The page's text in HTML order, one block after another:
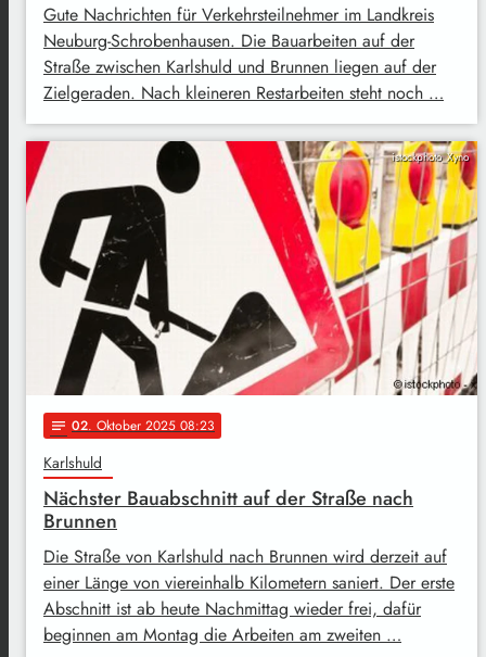
Gute Nachrichten für Verkehrsteilnehmer im Landkreis
Neuburg-Schrobenhausen. Die Bauarbeiten auf der
Straße zwischen Karlshuld und Brunnen liegen auf der
Zielgeraden. Nach kleineren Restarbeiten steht noch …
istockphoto_Xyno
notes 02. Oktober 2025 08:23
Karlshuld
Nächster Bauabschnitt auf der Straße nach
Brunnen
Die Straße von Karlshuld nach Brunnen wird derzeit auf
einer Länge von viereinhalb Kilometern saniert. Der erste
Abschnitt ist ab heute Nachmittag wieder frei, dafür
beginnen am Montag die Arbeiten am zweiten …